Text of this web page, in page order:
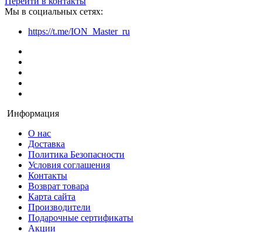
Мы в социальных сетях:
https://t.me/ION_Master_ru
Информация
О нас
Доставка
Политика Безопасности
Условия соглашения
Контакты
Возврат товара
Карта сайта
Производители
Подарочные сертификаты
Акции